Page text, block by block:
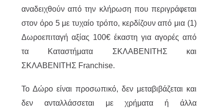
αναδειχθούν από την κλήρωση που περιγράφεται
στον όρο 5 με τυχαίο τρόπο, κερδίζουν από μια (1)
Δωροεπιταγή αξίας 100€ έκαστη για αγορές από
τα Καταστήματα ΣΚΛΑΒΕΝΙΤΗΣ και
ΣΚΛΑΒΕΝΙΤΗΣ Franchise.
Το Δώρο είναι προσωπικό, δεν μεταβιβάζεται και
δεν ανταλλάσσεται με χρήματα ή άλλα